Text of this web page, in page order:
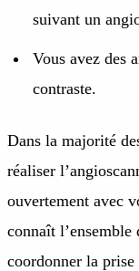
suivant un
Vous avez des
contraste.
Dans la majorité
réaliser
ouvertement avec
connaît
coordonner la